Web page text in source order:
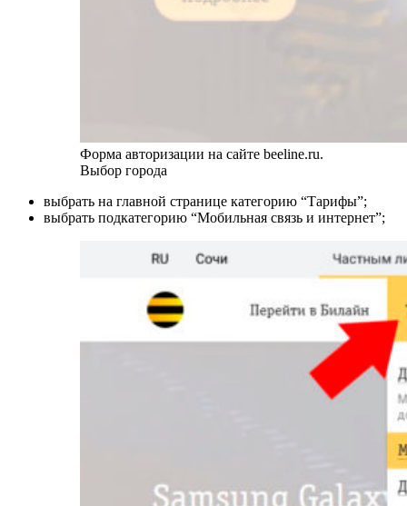
Форма авторизации на сайте beeline.ru.
Выбор города
выбрать на главной странице категорию “Тарифы”;
выбрать подкатегорию “Мобильная связь и интернет”;